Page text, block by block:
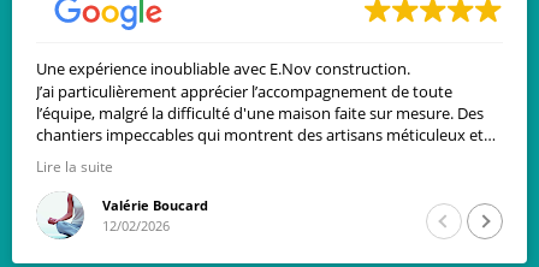
Restons connectés
Une expérience inoubliable avec E.Nov construction.
J’ai particulièrement apprécier l’accompagnement de toute
l’équipe, malgré la difficulté d'une maison faite sur mesure. Des
chantiers impeccables qui montrent des artisans méticuleux et
soucieux du travail bien fait.
Je remercie Candice qui a su me proposer le terrain que je
cherchais et qui a fait preuve d’un grand professionnalisme.
Lire la suite
Valérie Boucard
12/02/2026